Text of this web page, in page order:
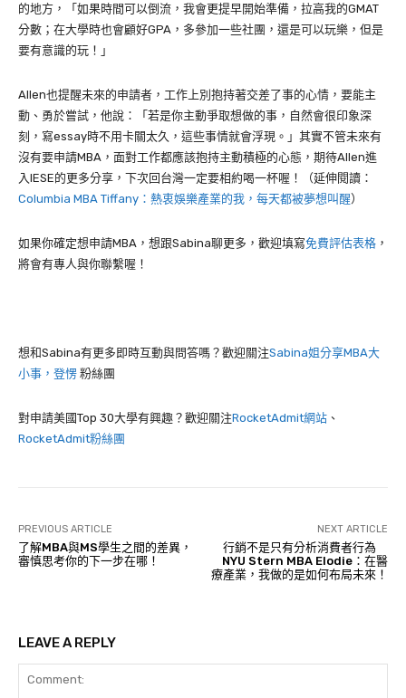
的地方，「如果時間可以倒流，我會更提早開始準備，拉高我的GMAT
分數；在大學時也會顧好GPA ，多參加一些社團，還是可以玩樂，但是
要有意識的玩！」
Allen也提醒未來的申請者，工作上別抱持著交差了事的心情，要能主
動、勇於嘗試，他說：「若是你主動爭取想做的事，自然會很印象深
刻，寫essay時不用卡關太久，這些事情就會浮現。」其實不管未來有
沒有要申請MBA ，面對工作都應該抱持主動積極的心態，期待Allen進
入 IESE的更多分享，下次回台灣一定要相約喝一杯喔！（延伸閱讀：
Columbia MBA Tiffany：熱衷娛樂產業的我，每天都被夢想叫醒）
如果你確定想申請MBA，想跟Sabina聊更多，歡迎填寫免費評估表格 ，
將會有專人與你聯繫喔！
想和Sabina有更多即時互動與問答嗎？歡迎關注Sabina姐分享MBA大
小事，登愣 粉絲團
對申請美國Top 30大學有興趣？歡迎關注RocketAdmit網站 、
RocketAdmit粉絲團
PREVIOUS ARTICLE
了解MBA與MS學生之間的差異，
審慎思考你的下一步在哪！
NEXT ARTICLE
行銷不是只有分析消費者行為
NYU Stern MBA Elodie：在醫
療產業，我做的是如何布局未來！
LEAVE A REPLY